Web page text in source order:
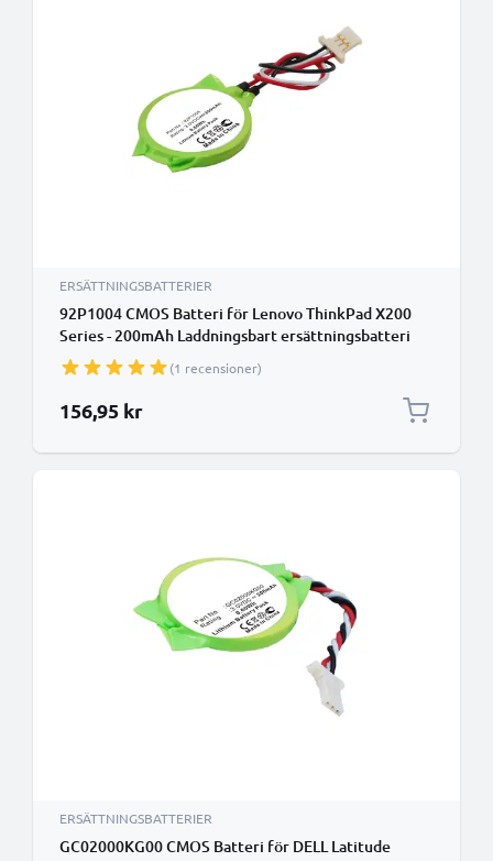
ERSÄTTNINGSBATTERIER
92P1004 CMOS Batteri för Lenovo ThinkPad X200
Series - 200mAh Laddningsbart ersättningsbatteri
eller reservbatteri(1 recensioner)
156,95 kr
ERSÄTTNINGSBATTERIER
GC02000KG00 CMOS Batteri för DELL Latitude